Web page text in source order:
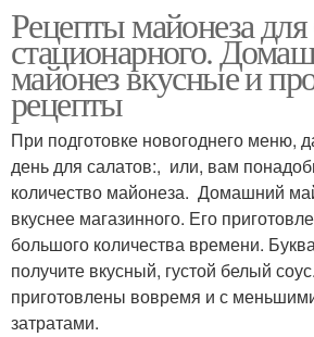
Рецепты майонеза для
стационарного.
майонез вкусные и
рецепты
При подготовке новогоднего меню,
день для салатов:, или, вам
количество майонеза. Домашний
вкуснее магазинного. Его
большого количества времени.
получите вкусный, густой белый
приготовлены вовремя и с
затратами.